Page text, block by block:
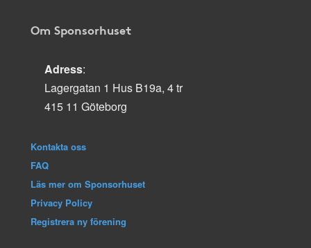
Om Sponsorhuset
Adress:
Lagergatan 1 Hus B19a, 4 tr
415 11 Göteborg
Kontakta oss
FAQ
Läs mer om Sponsorhuset
Privacy Policy
Registrera ny förening